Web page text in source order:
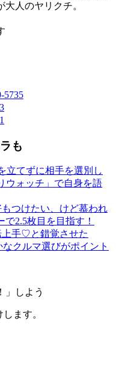
人のヤリクチ。
5735
も
立てずに相手を選別し
ォッチ」で自身を語
もつけたい、けど慕われ
2.5枚目を目指す！
上手♡と錯覚させた
クルマ選びがポイント
」しよう
ます。